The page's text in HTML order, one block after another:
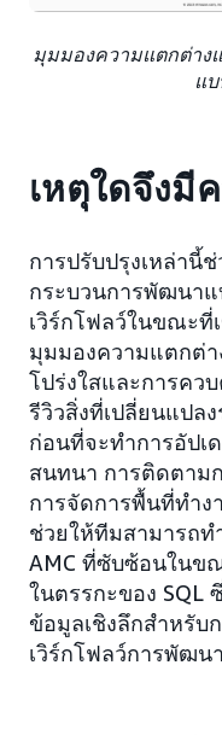
มุมมองความแตกต่าง
แ
เหตุใดจึงมี
การปรับปรุงเหล่านี้
กระบวนการพัฒนา
เวิร์กโฟลว์ในขณะที่
มุมมองความแตกต่า
โปร่งใสและการคว
รีวิวสิ่งที่เปลี่ยนแปล
ก่อนที่จะทำการอัปเ
สนทนา การติดตาม
การจัดการพื้นที่ทำ
ช่วยให้ทีมสามารถท
AMC ที่ซับซ้อนในข
ในตรรกะของ SQL
ข้อมูลเชิงลึกสำหรับ
เวิร์กโฟลว์การพัฒน